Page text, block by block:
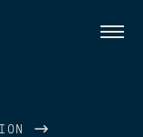
Menü